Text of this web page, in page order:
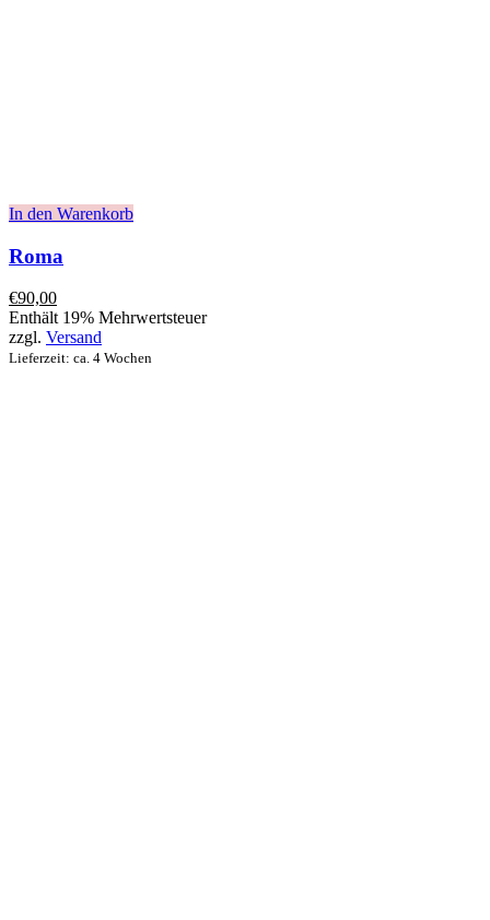
In den Warenkorb
Roma
€90,00
Enthält 19% Mehrwertsteuer
zzgl. Versand
Lieferzeit: ca. 4 Wochen